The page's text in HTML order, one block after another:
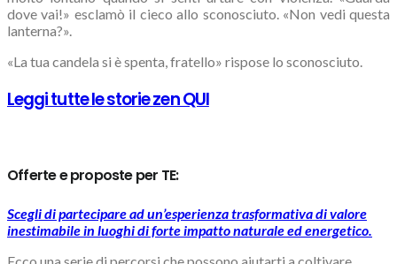
dove vai!» esclamò il cieco allo sconosciuto. «Non vedi questa
lanterna?».
«La tua candela si è spenta, fratello» rispose lo sconosciuto.
Leggi tutte le storie zen QUI
Offerte e proposte per TE:
Scegli di partecipare ad un’esperienza trasformativa di valore
inestimabile in luoghi di forte impatto naturale ed energetico.